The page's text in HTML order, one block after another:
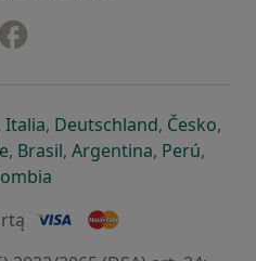
karcie
w nowej karcie
się w nowej karcie
Italiaotwiera się w nowej
, Deutschlandotwiera się
, Česko,
karcie
się w nowej karcie
otwiera się w nowej karcie
, Brasilotwiera się w nowej
, Argentinaotwiera się
, Perú,